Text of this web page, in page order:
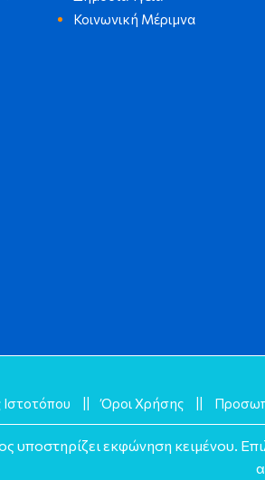
Κοινωνική Μέριμνα
Όροι Χρήσης
εκφώνηση κειμένου.